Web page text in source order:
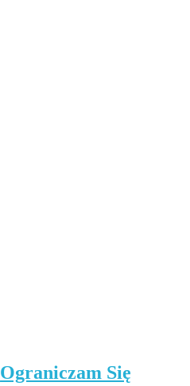
Ograniczam Się